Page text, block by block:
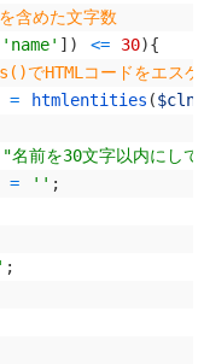
含めた文字数
'name' ] ) <= 30){
HTMLコードをエスケ
= htmlentities ($cln
"名前を30文字以内にし
= '' ;
;